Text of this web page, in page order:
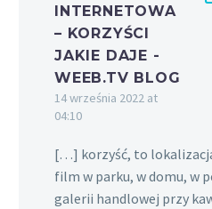
INTERNETOWA
– KORZYŚCI
JAKIE DAJE -
WEEB.TV BLOG
14 września 2022 at
04:10
[…] korzyść, to
film w parku, w domu, w
galerii handlowej przy